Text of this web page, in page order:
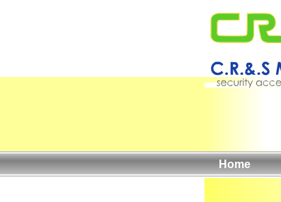
Home